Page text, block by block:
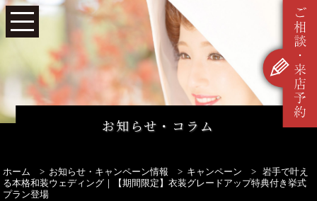
お知らせ・コラム
ホーム お知らせ・キャンペーン情報 キャンペーン
岩手で叶え
る本格和装ウェディング｜【期間限定】衣装グレードアップ特典付き挙式
プラン登場